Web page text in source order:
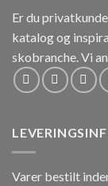
Er du
katalog og
skobranche.Vi
Varer bestilt